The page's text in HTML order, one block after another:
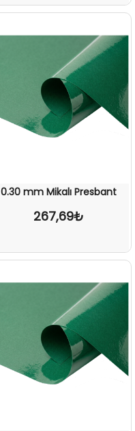
0.30 mm Mikalı Presbant
267,69₺